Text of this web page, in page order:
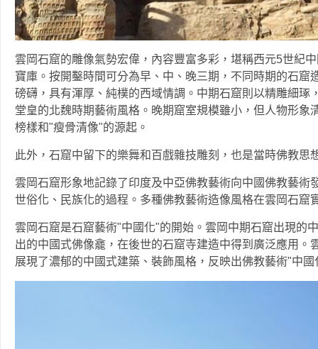
雲岡石窟的雕像氣勢宏偉，內容豐富多彩，堪稱西元5世紀
寶庫。按開鑿時間可分為早、中、晚三期，不同時期的石
磅礴，具有渾厚、純樸的西域情調。中期石窟則以精雕細琢
堂皇的北魏時期藝術風格。晚期窟室規模雖小，但人物形象
榜樣和"瘦骨清像"的源起。
此外，石窟中留下的樂舞和百戲雜技雕刻，也是當時佛教思
雲岡石窟形象地記錄了印度及中亞佛教藝術向中國佛教藝術
世俗化、民族化的過程。多種佛教藝術造像風格在雲岡石窟
雲岡石窟是石窟藝術"中國化"的開始。雲岡中期石窟出現的
出的中國式佛像龕，在後世的石窟寺建造中得到廣泛應用。
展現了濃郁的中國式建築、裝飾風格，反映出佛教藝術"中